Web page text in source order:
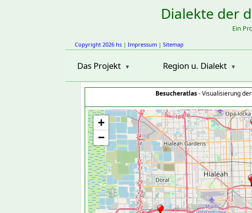
Dialekte der
Ein
Copyright 2026 hs | Impressum | Sitemap
Das Projekt Region u. Dialekt
Besucheratlas- Visualisierung
+
−